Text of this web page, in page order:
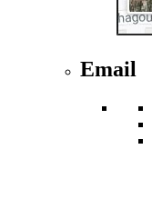
Email